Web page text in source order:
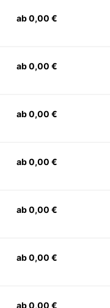
ab 0,00 €
ab 0,00 €
ab 0,00 €
ab 0,00 €
ab 0,00 €
ab 0,00 €
ab 0,00 €